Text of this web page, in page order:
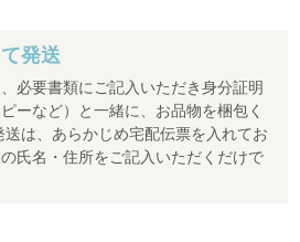
発送
必要書類にご記入いただき身分証明
ーなど）と一緒に、お品物を梱包く
は、あらかじめ宅配伝票を入れてお
氏名・住所をご記入いただくだけで